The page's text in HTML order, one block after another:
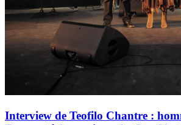
Interview de Teofilo Chantre :